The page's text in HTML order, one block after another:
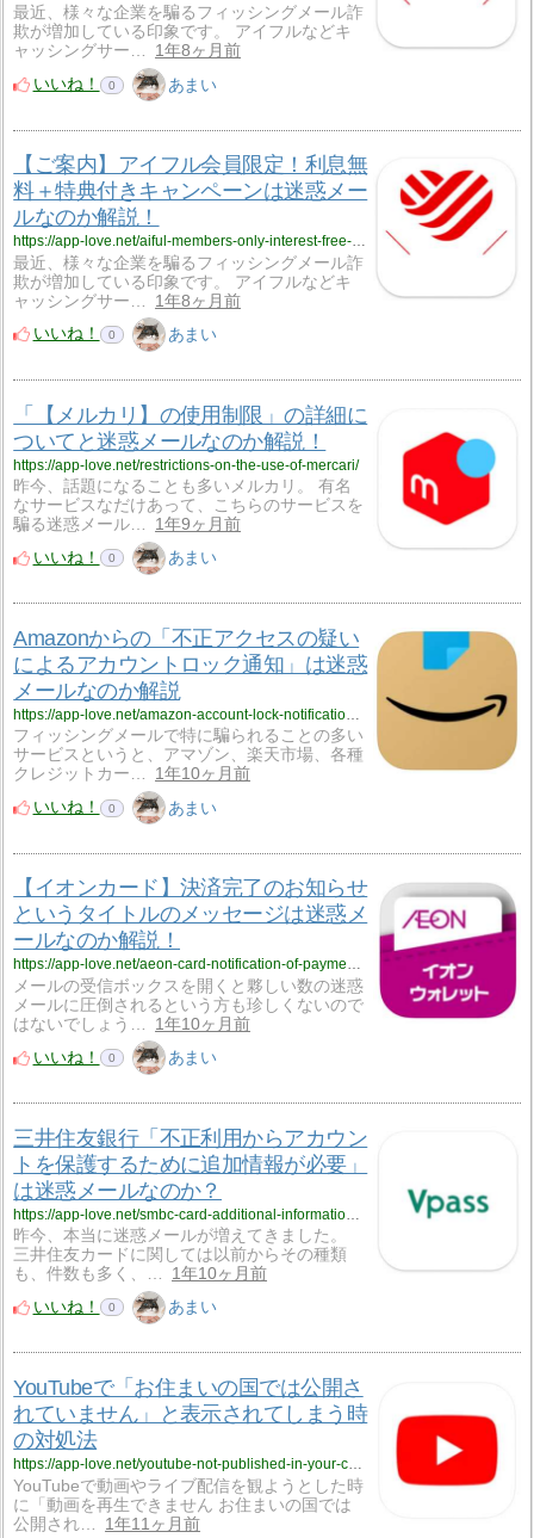
最近、様々な企業を騙るフィッシングメール詐
欺が増加している印象です。 アイフルなどキ
ャッシングサー…
1年8ヶ月前
いいね！
0 あまい
【ご案内】アイフル会員限定！利息無
料＋特典付きキャンペーンは迷惑メー
ルなのか解説！
https://app-love.net/aiful-members-only-interest-free-special-offers-campaign/
最近、様々な企業を騙るフィッシングメール詐
欺が増加している印象です。 アイフルなどキ
ャッシングサー…
1年8ヶ月前
いいね！
0 あまい
「【メルカリ】の使用制限」の詳細に
ついてと迷惑メールなのか解説！
https://app-love.net/restrictions-on-the-use-of-mercari/
昨今、話題になることも多いメルカリ。 有名
なサービスなだけあって、こちらのサービスを
騙る迷惑メール…
1年9ヶ月前
いいね！
0 あまい
Amazonからの「不正アクセスの疑い
によるアカウントロック通知」は迷惑
メールなのか解説
https://app-love.net/amazon-account-lock-notification-due-to-suspected-unauthorized-access/
フィッシングメールで特に騙られることの多い
サービスというと、アマゾン、楽天市場、各種
クレジットカー…
1年10ヶ月前
いいね！
0 あまい
【イオンカード】決済完了のお知らせ
というタイトルのメッセージは迷惑メ
ールなのか解説！
https://app-love.net/aeon-card-notification-of-payment-completion/
メールの受信ボックスを開くと夥しい数の迷惑
メールに圧倒されるという方も珍しくないので
はないでしょう…
1年10ヶ月前
いいね！
0 あまい
三井住友銀行「不正利用からアカウン
トを保護するために追加情報が必要」
は迷惑メールなのか？
https://app-love.net/smbc-card-additional-information-protect-account-from-unauthorized-use/
昨今、本当に迷惑メールが増えてきました。
三井住友カードに関しては以前からその種類
も、件数も多く、…
1年10ヶ月前
いいね！
0 あまい
YouTubeで「お住まいの国では公開さ
れていません」と表示されてしまう時
の対処法
https://app-love.net/youtube-not-published-in-your-country/
YouTubeで動画やライブ配信を観ようとした時
に「動画を再生できません お住まいの国では
公開され…
1年11ヶ月前